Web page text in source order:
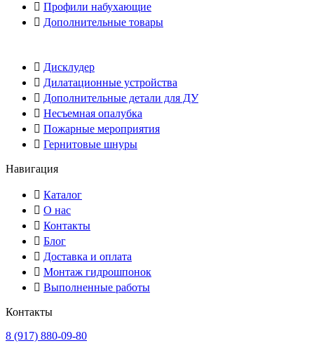
Профили набухающие
Дополнительные товары
Дисклудер
Дилатационные устройства
Дополнительные детали для ДУ
Несъемная опалубка
Пожарные мероприятия
Гернитовые шнуры
Навигация
Каталог
О нас
Контакты
Блог
Доставка и оплата
Монтаж гидрошпонок
Выполненные работы
Контакты
8 (917) 880-09-80